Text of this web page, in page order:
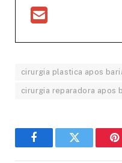
cirurgia plastica apos
cirurgia reparadora apos
FacebookTwitter